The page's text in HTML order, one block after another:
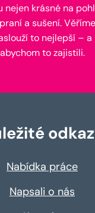
nejen krásné na
a sušení.
to nejlepší –
abychom to zajistili.
Nabídka práce
Napsali o nás